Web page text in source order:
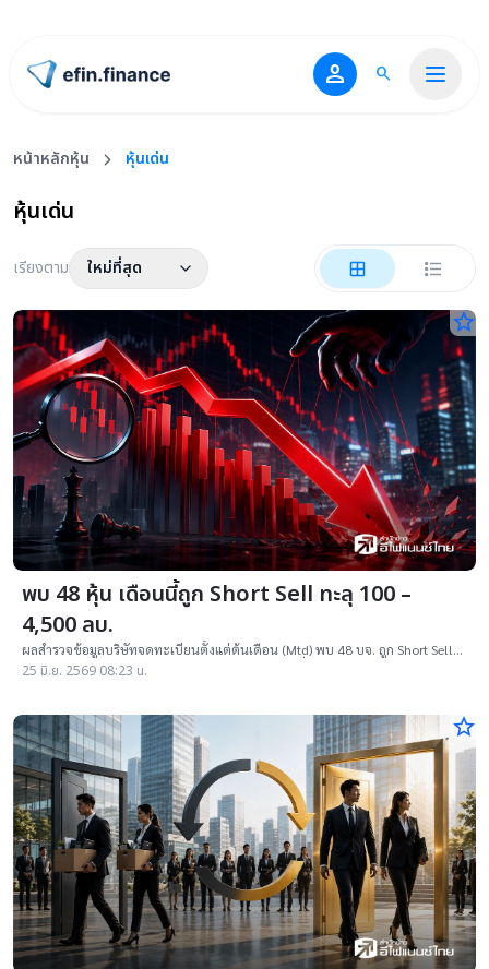
ไปหน้าแรก person search
หน้าหลักหุ้น หุ้นเด่น
หุ้นเด่น
เรียงตาม ใหม่ที่สุด
star_border
พบ 48 หุ้น เดือนนี้ถูก Short Sell ทะลุ 100 –
4,500 ลบ.
ผลสำรวจข้อมูลบริษัทจดทะเบียนตั้งแต่ต้นเดือน (Mtd) พบ 48 บจ. ถูก Short Sell
คิดเป็นมูลค่า 100 - 4,500 ล้านบาท โดยมี 9 บริษัท ที่ถูกขายชอร์ต
25 มิ.ย. 2569 08:23 น.
star_border